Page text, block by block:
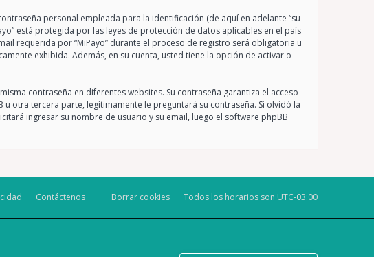
personal empleada para la identificación (de aquí en adelante “su
está protegida por las leyes de protección de datos aplicables en el país
requerida por “MiPayo” durante el proceso de registro será obligatoria u
exhibida. Además, en su cuenta, usted tiene la opción de activar o
contraseña en diferentes websites. Su contraseña garantiza el acceso
u otra tercera parte, legítimamente le preguntará su contraseña. Si olvidó la
ingresar su nombre de usuario y su email, luego el software phpBB
Todos los horarios son UTC-03:00
Borrar cookies
Contáctenos